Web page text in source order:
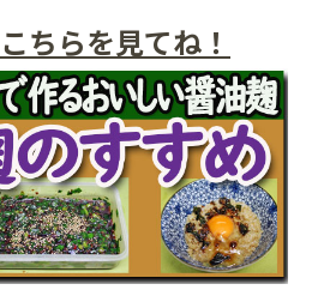
ちらを見てね！